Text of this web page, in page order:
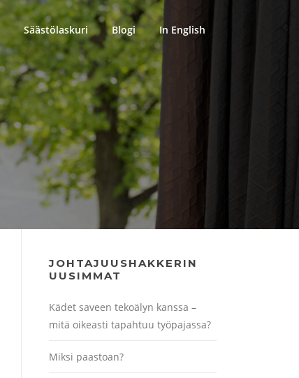
Säästölaskuri Blogi In English
JOHTAJUUSHAKKERIN
UUSIMMAT
Kädet saveen tekoälyn kanssa –
mitä oikeasti tapahtuu työpajassa?
Miksi paastoan?